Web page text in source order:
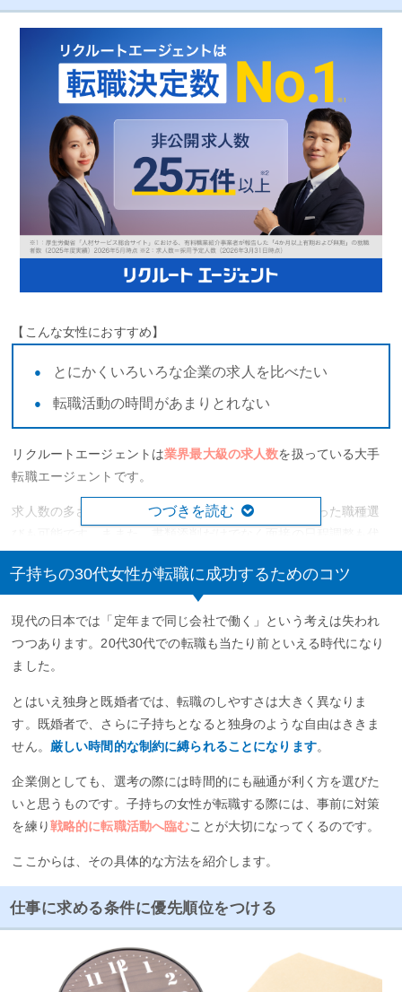
【こんな女性におすすめ】
とにかくいろいろな企業の求人を比べたい
転職活動の時間があまりとれない
リクルートエージェントは業界最大級の求人数を扱っている大手
転職エージェントです。
求人数の多さから扱っている職種も多く、働き方に合った職種選
さらに、リクルートエージェント独自のサービスであるAgent
Reportはキャリアアドバイザーからみた企業情報をまとめている
ので、企業選びにも役立ちます。
リクルートエージェントは求人数が多く、職種や業種に特化
していないので、具体的に希望職種や業種が決まっていなく
ても気軽に相談できますよ
＊ リクルートエージェントの詳しい評判をチェックする。
公式ページをみる ［PR］
つづきを読む
子持ちの30代女性が転職に成功するためのコツ
現代の日本では「定年まで同じ会社で働く」という考えは失われ
つつあります。20代30代での転職も当たり前といえる時代になり
ました。
とはいえ独身と既婚者では、転職のしやすさは大きく異なりま
す。既婚者で、さらに子持ちとなると独身のような自由はききま
せん。 厳しい時間的な制約に縛られることになります。
企業側としても、選考の際には時間的にも融通が利く方を選びた
いと思うものです。子持ちの女性が転職する際には、事前に対策
を練り戦略的に転職活動へ臨むことが大切になってくるのです。
ここからは、その具体的な方法を紹介します。
仕事に求める条件に優先順位をつける